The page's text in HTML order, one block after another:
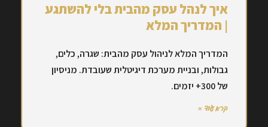
איך לנהל עסק מהבית בלי להשתגע
| המדריך המלא
המדריך המלא לניהול עסק מהבית: שגרה, כלים,
גבולות, ובניית מערכת דיגיטלית שעובדת. מניסיון
של 300+ יזמים.
קרא עוד »